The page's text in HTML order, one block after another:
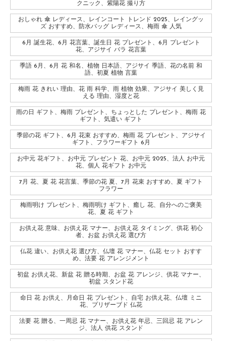
クニック、紫陽花 撮り方
おしゃれ 傘 レディース、レインコート トレンド 2025、レイングッ
ズ おすすめ、防水バッグ レディース、梅雨 傘 人気
6月 誕生花、6月 花言葉、誕生日 花 プレゼント、6月 プレゼント
花、アジサイ バラ 花言葉
季語 6月、6月 花 和名、植物 日本語、アジサイ 季語、花の名前 和
語、初夏 植物 言葉
梅雨 花 きれい 理由、花 雨 科学、雨 植物 効果、アジサイ 美しく見
える 理由、湿度と花
雨の日 ギフト、梅雨 プレゼント、ちょっとした プレゼント、梅雨 花
ギフト、気遣い ギフト
季節の花 ギフト、6月 花束 おすすめ、梅雨 花 プレゼント、アジサイ
ギフト、フラワーギフト 6月
お中元 花ギフト、お中元 プレゼント 花、お中元 2025、法人 お中元
花、個人 花ギフト お中元
7月 花、夏 花 花言葉、季節の花 夏、7月 花束 おすすめ、夏 ギフト
フラワー
梅雨明け プレゼント、梅雨明け ギフト、癒し 花、自分へのご褒美
花、夏 花 ギフト
お供え花 意味、お供え花 マナー、お供え花 タイミング、供花 初心
者、お盆 お供え花 選び方
仏花 違い、お供え花 選び方、仏壇 花 マナー、仏花 セット おすす
め、法要 花 アレンジメント
初盆 お供え花、新盆 花 贈る時期、お盆 花 アレンジ、供花 マナー、
初盆 スタンド花
命日 花 お供え、月命日 花 プレゼント、自宅 お供え花、仏壇 ミニ
花、プリザーブド 仏花
法要 花 贈る、一周忌 花 マナー、お供え花 年忌、三回忌 花 アレン
ジ、法人 供花 スタンド